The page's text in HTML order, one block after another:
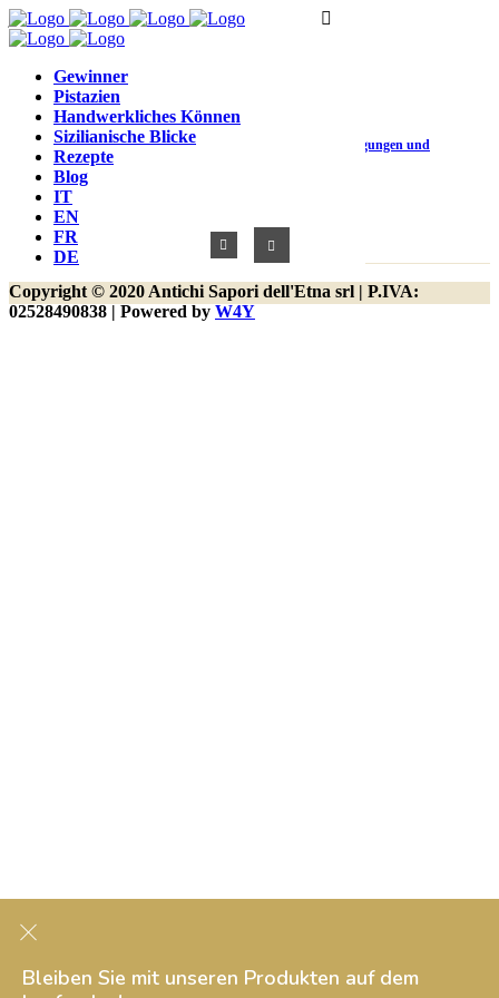
Gewinner
Pistazien
Handwerkliches Können
Sizilianische Blicke
Rezepte
Blog
IT
EN
FR
DE
juhu, wir sind auf einer Produktkategorieseite!
Bleiben Sie mit unseren Produkten auf dem
Kontakt Kundenbetreuung Bedingungen und
Copyright © 2020 Antichi Sapori dell'Etna srl | P.IVA:
02528490838 | Powered by W4Y